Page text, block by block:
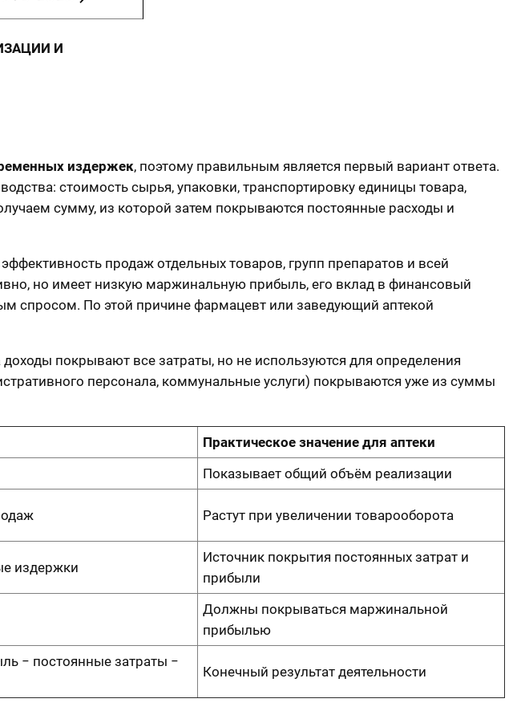
И
издержек, поэтому правильным является первый вариант ответа.
стоимость сырья, упаковки, транспортировку единицы товара,
сумму, из которой затем покрываются постоянные расходы и
продаж отдельных товаров, групп препаратов и всей
но имеет низкую маржинальную прибыль, его вклад в финансовый
спросом. По этой причине фармацевт или заведующий аптекой
покрывают все затраты, но не используются для определения
персонала, коммунальные услуги) покрываются уже из суммы
Практическое значение для аптеки
Показывает общий объём реализации
Растут при увеличении товарооборота
издержки
Источник покрытия постоянных затрат и
прибыли
Должны покрываться маржинальной
прибылью
− постоянные затраты −
Конечный результат деятельности